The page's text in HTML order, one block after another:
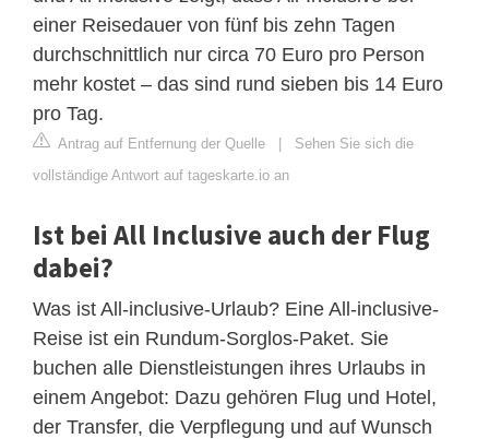
einer Reisedauer von fünf bis zehn Tagen
durchschnittlich nur circa 70 Euro pro Person
mehr kostet – das sind rund sieben bis 14 Euro
pro Tag.
Antrag auf Entfernung der Quelle | Sehen Sie sich die
vollständige Antwort auf tageskarte.io an
Ist bei All Inclusive auch der Flug
dabei?
Was ist All-inclusive-Urlaub? Eine All-inclusive-
Reise ist ein Rundum-Sorglos-Paket. Sie
buchen alle Dienstleistungen ihres Urlaubs in
einem Angebot: Dazu gehören Flug und Hotel,
der Transfer, die Verpflegung und auf Wunsch